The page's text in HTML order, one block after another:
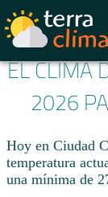
EL CLIMA
2026
Hoy en Ciudad
temperatura
una mínima de